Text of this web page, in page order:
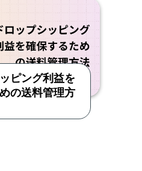
ピング利益を
の送料管理方